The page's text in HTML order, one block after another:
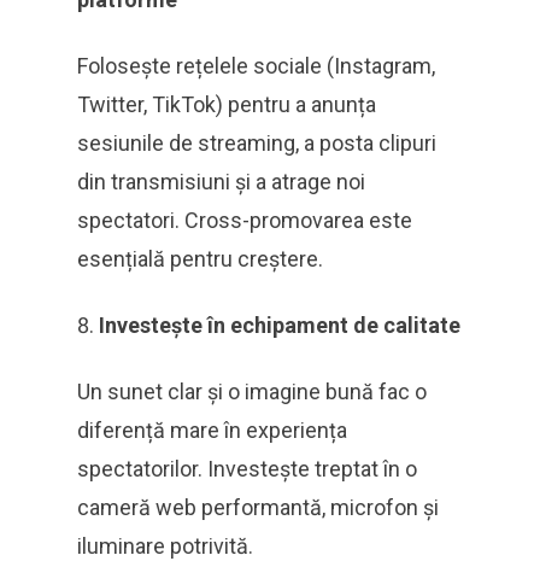
Folosește rețelele sociale (Instagram,
Twitter, TikTok) pentru a anunța
sesiunile de streaming, a posta clipuri
din transmisiuni și a atrage noi
spectatori. Cross-promovarea este
esențială pentru creștere.
Investește în echipament de calitate
Un sunet clar și o imagine bună fac o
diferență mare în experiența
spectatorilor. Investește treptat în o
cameră web performantă, microfon și
iluminare potrivită.